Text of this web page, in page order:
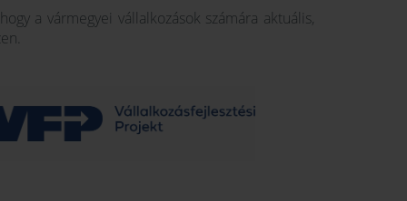
a vármegyei vállalkozások számára aktuális,